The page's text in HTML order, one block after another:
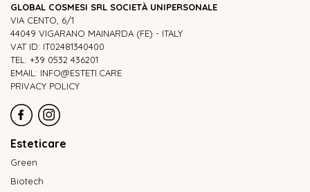
GLOBAL COSMESI SRL SOCIETÀ UNIPERSONALE
VIA CENTO, 6/1
44049 VIGARANO MAINARDA (FE) - ITALY
VAT ID: IT02481340400
TEL: +39 0532 436201
EMAIL: INFO@ESTETI.CARE
PRIVACY POLICY
Esteticare
Green
Biotech